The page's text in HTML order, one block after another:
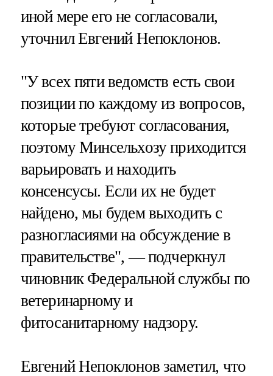
иной мере его не согласовали,
уточнил Евгений Непоклонов.
"У всех пяти ведомств есть свои
позиции по каждому из вопросов,
которые требуют согласования,
поэтому Минсельхозу приходится
варьировать и находить
консенсусы. Если их не будет
найдено, мы будем выходить с
разногласиями на обсуждение в
правительстве", — подчеркнул
чиновник Федеральной службы по
ветеринарному и
фитосанитарному надзору.
Евгений Непоклонов заметил, что